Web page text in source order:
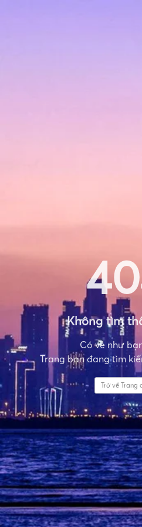
Không tìm
Có vẻ như
Trang bạn đang tìm
Trở về Trang